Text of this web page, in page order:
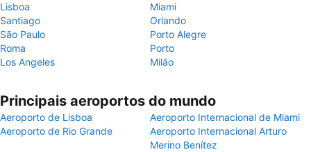
Lisboa
Miami
Santiago
Orlando
São Paulo
Porto Alegre
Roma
Porto
Los Angeles
Milão
Principais aeroportos do mundo
Aeroporto de Lisboa
Aeroporto Internacional de Miami
Aeroporto de Rio Grande
Aeroporto Internacional Arturo
Merino Benítez